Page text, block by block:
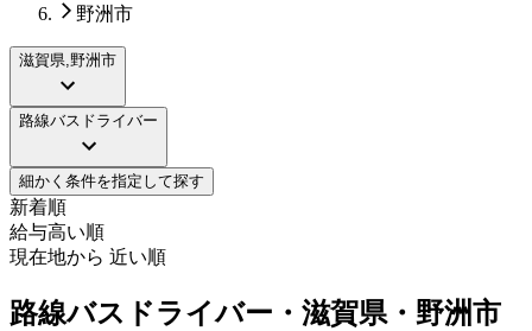
野洲市
滋賀県,野洲市
路線バスドライバー
細かく条件を指定して探す
新着順
給与高い順
現在地から 近い順
路線バスドライバー・滋賀県・野洲市